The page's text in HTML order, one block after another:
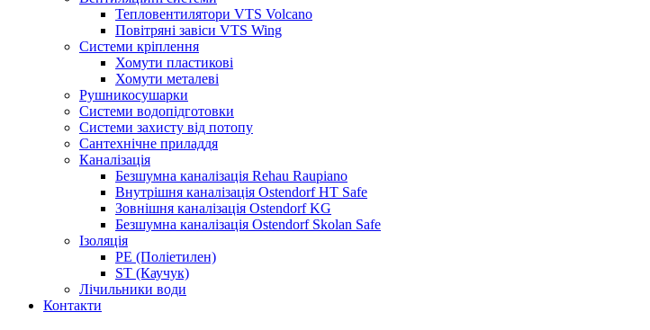
Тепловентилятори VTS Volcano
Повітряні завіси VTS Wing
Системи кріплення
Хомути пластикові
Хомути металеві
Рушникосушарки
Системи водопідготовки
Системи захисту від потопу
Сантехнічне приладдя
Каналізація
Безшумна каналізація Rehau Raupiano
Внутрішня каналізація Ostendorf HT Safe
Зовнішня каналізація Ostendorf KG
Безшумна каналізація Ostendorf Skolan Safe
Ізоляція
PE (Поліетилен)
ST (Каучук)
Лічильники води
Контакти